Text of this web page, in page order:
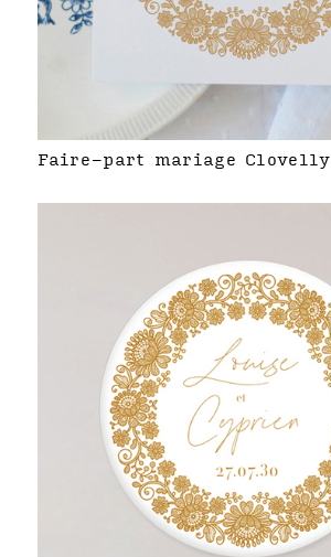
Faire-part mariage Clovelly